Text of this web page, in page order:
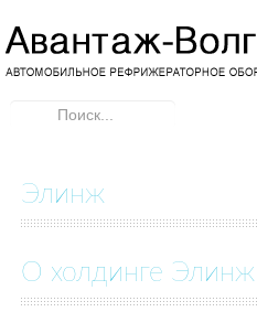
ГЛАВНАЯ
РЕФРИЖЕРАТОРЫ
Элинж
A TEC THERMO
АВТОКОНДИЦИОНЕРЫ
Искать...
Элинж
О холдинге Элинж